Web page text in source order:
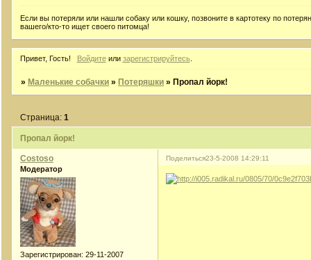
Если вы потеряли или нашли собаку или кошку, позвоните в картотеку по
вашего/кто-то ищет своего питомца!
Привет, Гость! Войдитеили зарегистрируйтесь
» Маленькие собачки » Потеряшки » Пропал йорк!
Пропал йорк!
Страница:1
Поделиться23-5-2008 14:29:11
Costoso
Модератор
Зарегистрирован: 29-11-2007